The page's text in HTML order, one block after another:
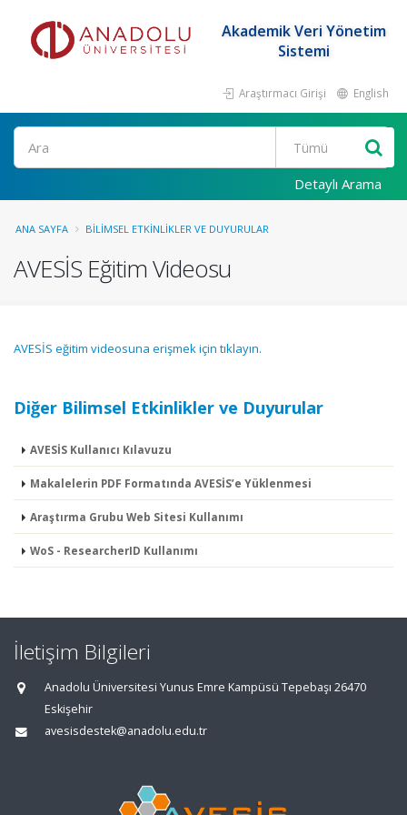
Akademik Veri Yönetim
Sistemi
Araştırmacı Girişi English
Ara
Detaylı Arama
ANA SAYFA BILIMSEL ETKINLIKLER VE DUYURULAR
AVESİS Eğitim Videosu
AVESİS eğitim videosuna erişmek için tıklayın.
Diğer Bilimsel Etkinlikler ve Duyurular
AVESİS Kullanıcı Kılavuzu
Makalelerin PDF Formatında AVESİS’e Yüklenmesi
Araştırma Grubu Web Sitesi Kullanımı
WoS - ResearcherID Kullanımı
İletişim Bilgileri
Anadolu Üniversitesi Yunus Emre Kampüsü Tepebaşı 26470
Eskişehir
avesisdestek@anadolu.edu.tr